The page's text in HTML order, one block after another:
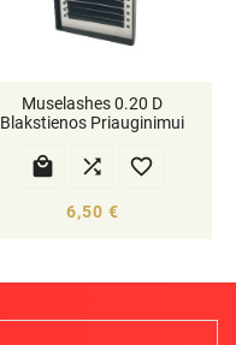
Muselashes 0.20 D
Blakstienos Priauginimui
  
6,50 €